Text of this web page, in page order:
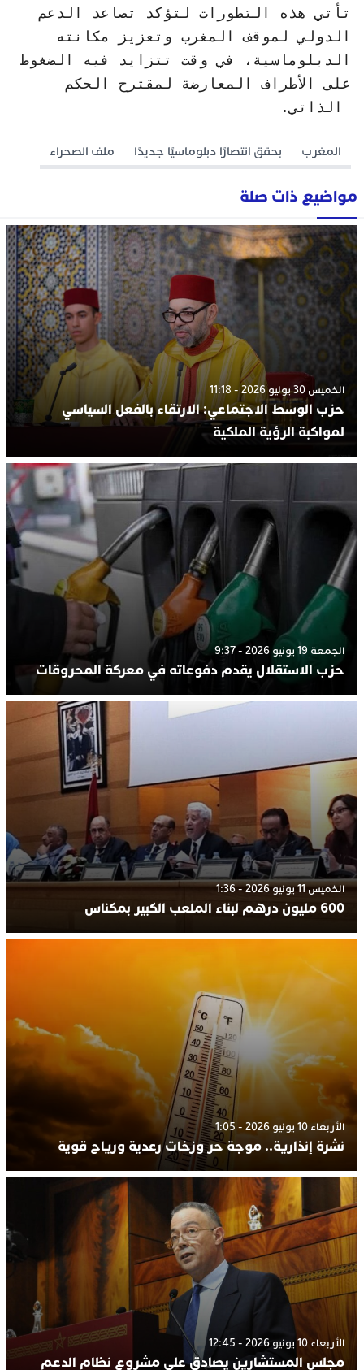
تأتي هذه التطورات لتؤكد تصاعد الدعم
الدولي لموقف المغرب وتعزيز مكانته
الدبلوماسية، في وقت تتزايد فيه الضغوط
على الأطراف المعارضة لمقترح الحكم
الذاتي.
المغرب بحقق انتصارًا دبلوماسيًا جديدًا ملف الصحراء
مواضيع ذات صلة
الخميس 30 يوليو 2026 - 11:18
حزب الوسط الاجتماعي: الارتقاء بالفعل السياسي
لمواكبة الرؤية الملكية
الجمعة 19 يونيو 2026 - 9:37
حزب الاستقلال يقدم دفوعاته في معركة المحروقات
الخميس 11 يونيو 2026 - 1:36
600 مليون درهم لبناء الملعب الكبير بمكناس
الأربعاء 10 يونيو 2026 - 1:05
نشرة إنذارية.. موجة حر وزخات رعدية ورياح قوية
الأربعاء 10 يونيو 2026 - 12:45
مجلس المستشارين يصادق على مشروع نظام الدعم